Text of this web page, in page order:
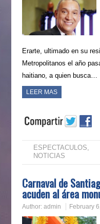
Erarte, ultimado en su
Metropolitanos el año
haitiano, a quien busca…
LEER MAS
ESPECTACULOS
NOTICIAS
Carnaval de
acuden al área
Author: admin February